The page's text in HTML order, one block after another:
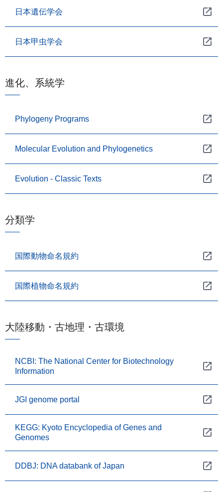
日本遺伝学会
日本甲虫学会
進化、系統学
Phylogeny Programs
Molecular Evolution and Phylogenetics
Evolution - Classic Texts
分類学
国際動物命名規約
国際植物命名規約
大陸移動・古地理・古環境
NCBI: The National Center for Biotechnology
Information
JGI genome portal
KEGG: Kyoto Encyclopedia of Genes and
Genomes
DDBJ: DNA databank of Japan